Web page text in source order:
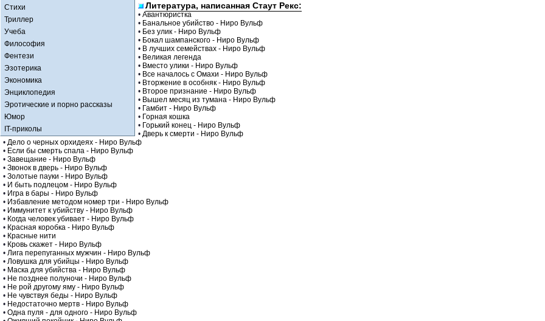
Стихи
Триллер
Учеба
Философия
Фентези
Эзотерика
Экономика
Энциклопедия
Эротические и порно рассказы
Юмор
IT-приколы
Литература, написанная Стаут Рекс:
• Авантюристка
• Банальное убийство - Ниро Вульф
• Без улик - Ниро Вульф
• Бокал шампанского - Ниро Вульф
• В лучших семействах - Ниро Вульф
• Великая легенда
• Вместо улики - Ниро Вульф
• Все началось с Омахи - Ниро Вульф
• Вторжение в особняк - Ниро Вульф
• Второе признание - Ниро Вульф
• Вышел месяц из тумана - Ниро Вульф
• Гамбит - Ниро Вульф
• Горная кошка
• Горький конец - Ниро Вульф
• Дверь к смерти - Ниро Вульф
• Дело о черных орхидеях - Ниро Вульф
• Если бы смерть спала - Ниро Вульф
• Завещание - Ниро Вульф
• Звонок в дверь - Ниро Вульф
• Золотые пауки - Ниро Вульф
• И быть подлецом - Ниро Вульф
• Игра в бары - Ниро Вульф
• Избавление методом номер три - Ниро Вульф
• Иммунитет к убийству - Ниро Вульф
• Когда человек убивает - Ниро Вульф
• Красная коробка - Ниро Вульф
• Красные нити
• Кровь скажет - Ниро Вульф
• Лига перепуганных мужчин - Ниро Вульф
• Ловушка для убийцы - Ниро Вульф
• Маска для убийства - Ниро Вульф
• Не позднее полуночи - Ниро Вульф
• Не рой другому яму - Ниро Вульф
• Не чувствуя беды - Ниро Вульф
• Недостаточно мертв - Ниро Вульф
• Одна пуля - для одного - Ниро Вульф